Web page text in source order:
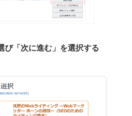
び「次に進む」を選択する